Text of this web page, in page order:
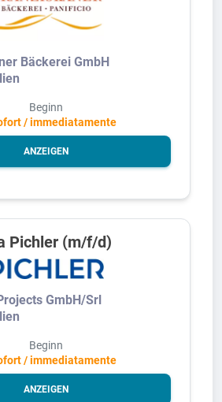
Bäckerei GmbH
Beginn
/ immediatamente
ANZEIGEN
Pichler (m/f/d)
GmbH/Srl
Beginn
/ immediatamente
ANZEIGEN